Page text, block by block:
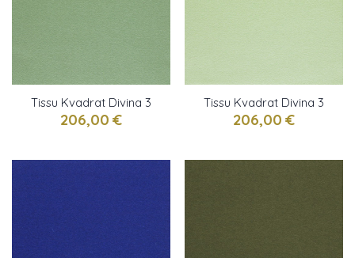
Tissu Kvadrat Divina 3
anis
206,00 €
Tissu Kvadrat Divina 3
Vert d'eau
206,00 €